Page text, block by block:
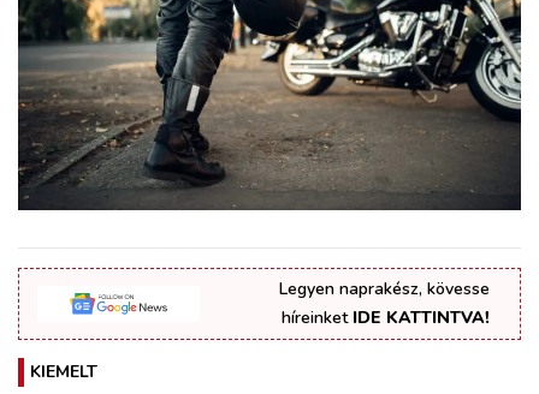
Legyen naprakész, kövesse
híreinket IDE KATTINTVA!
KIEMELT